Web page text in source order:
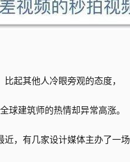
比起其他人冷眼旁观的态度，
全球建筑师的热情却异常高涨。
近，有几家设计媒体主办了一场